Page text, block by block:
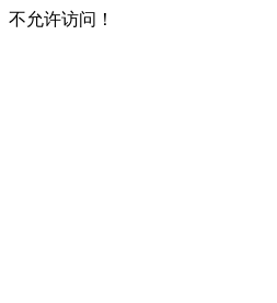
不允许访问！